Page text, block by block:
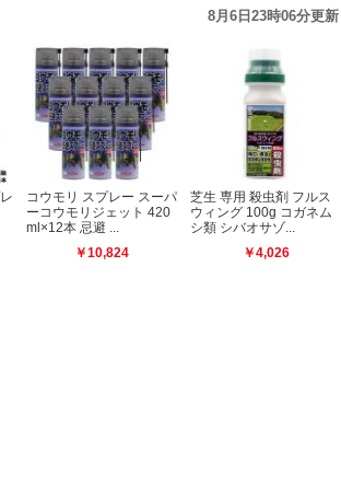
8月6日23時06分更新
コウモリ スプレー スーパ
ーコウモリジェット 420
ml×12本 忌避 ...
￥10,824
芝生 専用 殺虫剤 フルス
ウィング 100g コガネム
シ類 シバオサゾ...
￥4,026